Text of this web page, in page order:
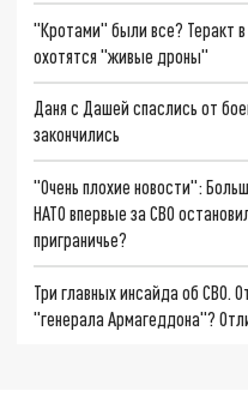
"Кротами" были все? Теракт
охотятся "живые дроны"
Даня с Дашей спаслись от
закончились
"Очень плохие новости":
НАТО впервые за СВО
приграничье?
Три главных инсайда об СВО.
"генерала Армагеддона"?